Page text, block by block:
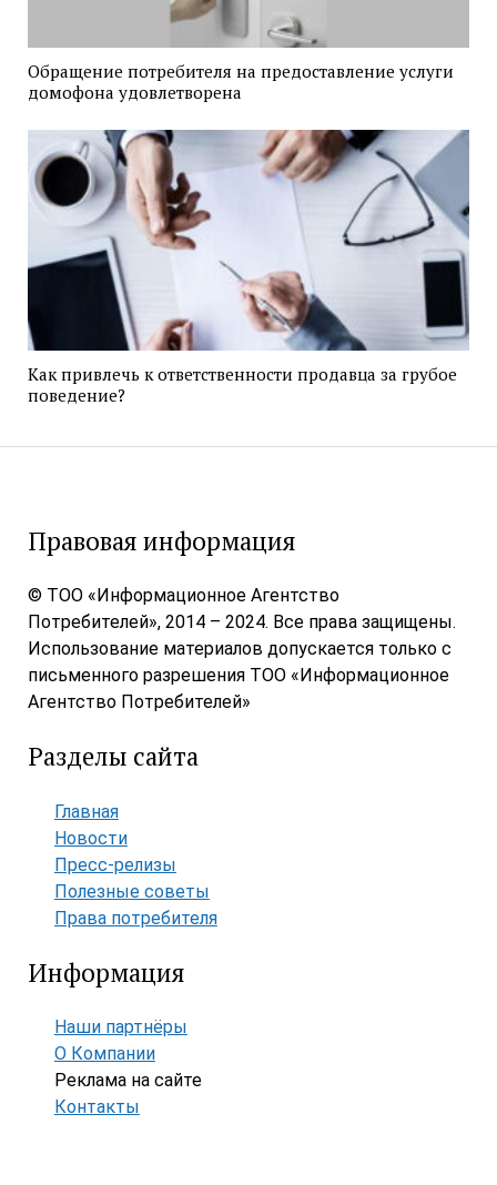
Обращение потребителя на предоставление услуги
домофона удовлетворена
Как привлечь к ответственности продавца за грубое
поведение?
Правовая информация
© ТОО «Информационное Агентство
Потребителей», 2014 – 2024. Все права защищены.
Использование материалов допускается только с
письменного разрешения ТОО «Информационное
Агентство Потребителей»
Разделы сайта
Главная
Новости
Пресс-релизы
Полезные советы
Права потребителя
Информация
Наши партнёры
О Компании
Реклама на сайте
Контакты